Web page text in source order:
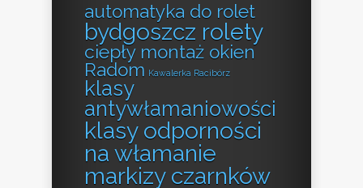
automatyka do rolet
bydgoszcz rolety
ciepły montaż okien
Radom Kawalerka Racibórz
klasy
antywłamaniowości
klasy odporności
na włamanie
markizy czarnków